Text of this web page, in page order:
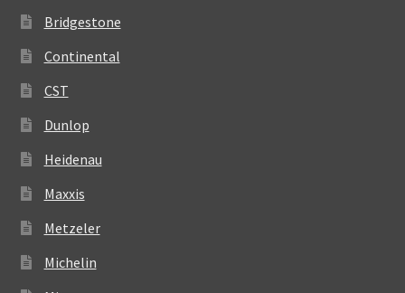
Bridgestone
Continental
CST
Dunlop
Heidenau
Maxxis
Metzeler
Michelin